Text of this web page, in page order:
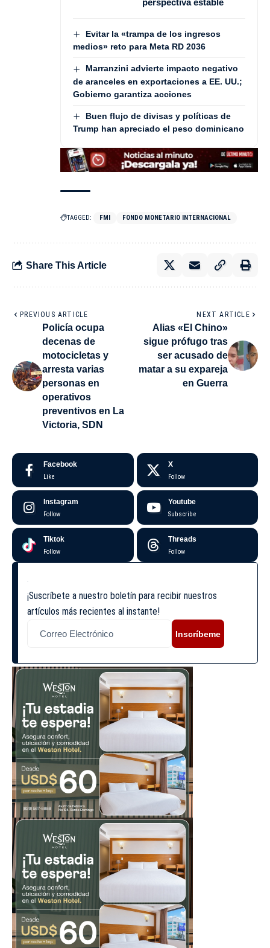
perspectiva estable
Evitar la «trampa de los ingresos
medios» reto para Meta RD 2036
Marranzini advierte impacto negativo
de aranceles en exportaciones a EE. UU.;
Gobierno garantiza acciones
Buen flujo de divisas y políticas de
Trump han apreciado el peso dominicano
TAGGED: FMI FONDO MONETARIO INTERNACIONAL
Share This Article
PREVIOUS ARTICLE
Policía ocupa
decenas de
motocicletas y
arresta varias
personas en
operativos
preventivos en La
Victoria, SDN
NEXT ARTICLE
Alias «El Chino»
sigue prófugo tras
ser acusado de
matar a su expareja
en Guerra
Facebook
Like
X
Follow
Instagram
Follow
Youtube
Subscribe
Tiktok
Follow
Threads
Follow
¡Suscríbete a nuestro boletín para recibir nuestros
artículos más recientes al instante!
Inscríbeme